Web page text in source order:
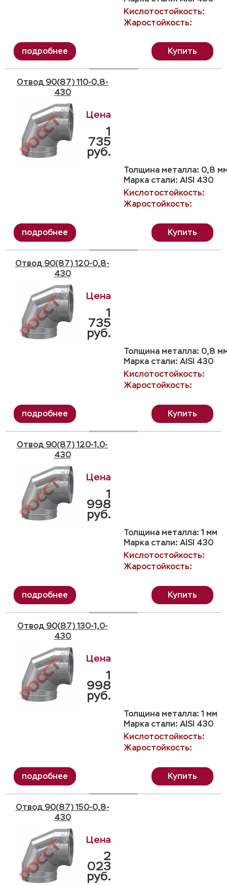
Кислотостойкость:
Жаростойкость:
Купить
Отвод 90(87) 110-0,8-
430
Толщина металла: 0,8
Марка стали: AISI 430
Кислотостойкость:
Жаростойкость:
1
735
руб.
Купить
Отвод 90(87) 120-0,8-
430
Толщина металла: 0,8
Марка стали: AISI 430
Кислотостойкость:
Жаростойкость:
1
735
руб.
Купить
Отвод 90(87) 120-1,0-
430
Толщина металла: 1 мм
Марка стали: AISI 430
Кислотостойкость:
Жаростойкость:
1
998
руб.
Купить
Отвод 90(87) 130-1,0-
430
Толщина металла: 1 мм
Марка стали: AISI 430
Кислотостойкость:
Жаростойкость:
1
998
руб.
Купить
Отвод 90(87) 150-0,8-
430
2
023
руб.